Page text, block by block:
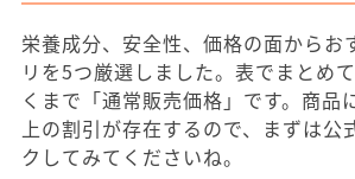
栄養成分、安全性、価格の面からお
リを5つ厳選しました。表でまとめ
くまで「通常販売価格」です。商品
上の割引が存在するので、まずは公
クしてみてくださいね。